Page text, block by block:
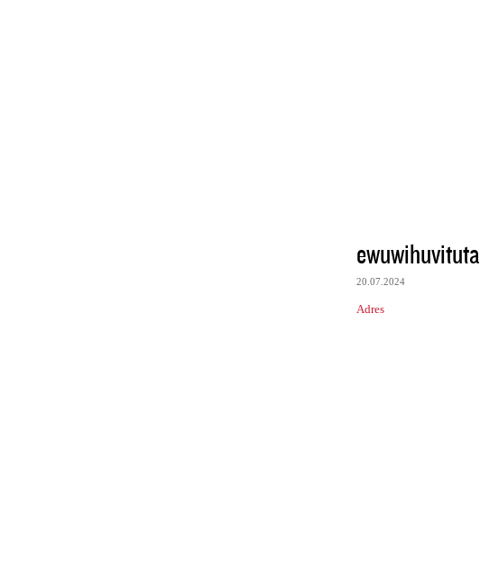
ewuwihuvituta
20.07.2024
Adres